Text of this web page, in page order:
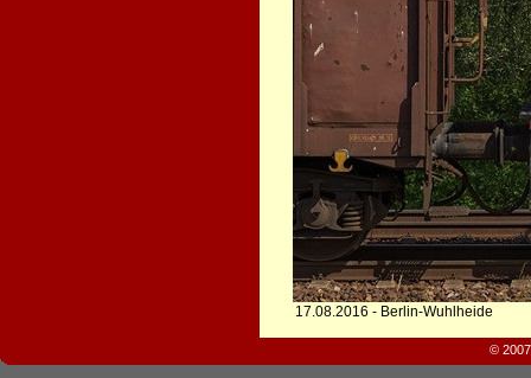
17.08.2016 - Berlin-Wuhlheide
©